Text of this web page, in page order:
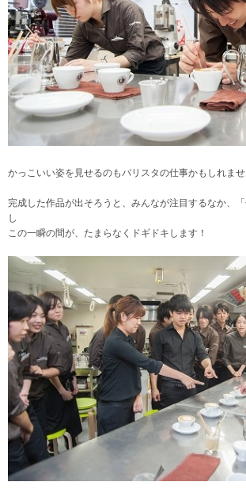
かっこいい姿を見せるのもバリスタの仕事かもしれま
完成した作品が出そろうと、みんなが注目するなか、
し
この一瞬の間が、たまらなくドギドキします！